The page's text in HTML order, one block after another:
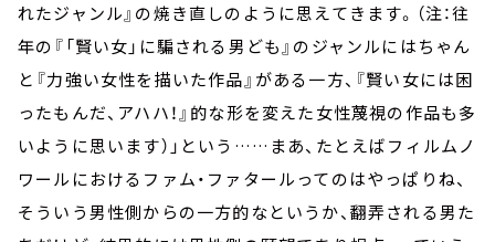
れたジャンル』の焼き直しのように思えてきます。（注：往
年の『「賢い女」に騙される男ども』のジャンルにはちゃん
と『力強い女性を描いた作品』がある一方、『賢い女には困
ったもんだ、アハハ！』的な形を変えた女性蔑視の作品も多
いように思います）」という……まあ、たとえばフィルムノ
ワールにおけるファム・ファタールってのはやっぱりね、
そういう男性側からの一方的なというか、翻弄される男た